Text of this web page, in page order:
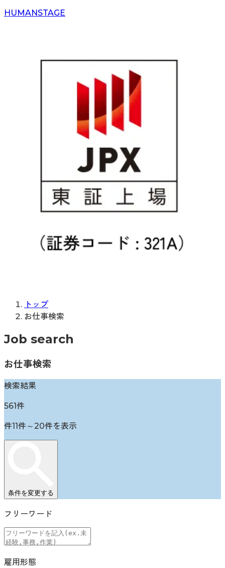
HUMANSTAGE
トップ
お仕事検索
Job search
お仕事検索
検索結果
561件
件11件～20件を表示
条件を変更する
フリーワード
雇用形態